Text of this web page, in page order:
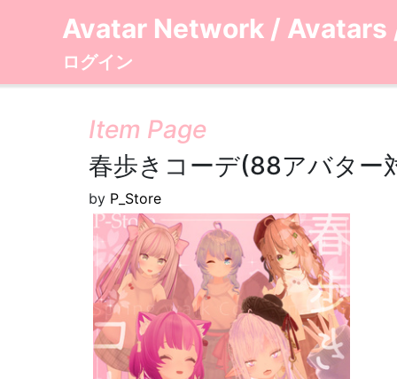
Avatar Network / Avatars
ログイン
Item Page
春歩きコーデ(88アバター
by P_Store